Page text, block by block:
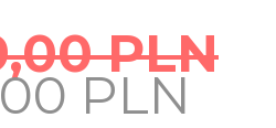
PLN
PLN